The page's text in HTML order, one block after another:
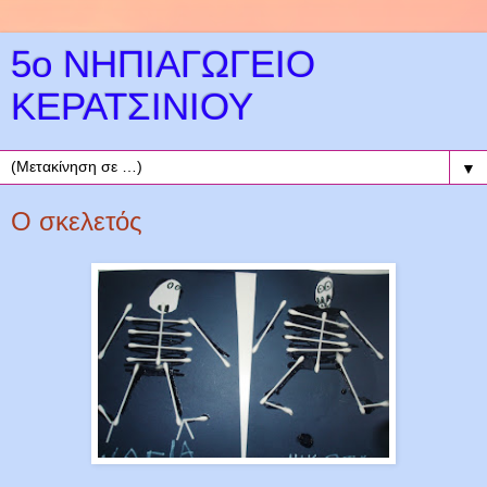
5ο ΝΗΠΙΑΓΩΓΕΙΟ
ΚΕΡΑΤΣΙΝΙΟΥ
▼
Ο σκελετός